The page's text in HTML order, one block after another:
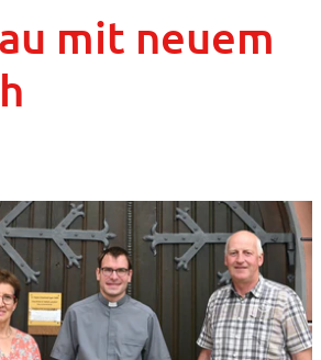
mit neuem